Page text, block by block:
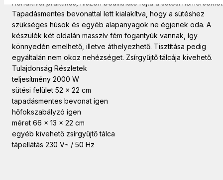
Rendkívül praktikus, hiszen beállítható rajta a sütési
Tapadásmentes bevonattal lett kialakítva, hogy a sütéshez
szükséges húsok és egyéb alapanyagok ne égjenek oda. A
készülék két oldalán masszív fém fogantyúk vannak, így
könnyedén emelhető, illetve áthelyezhető. Tisztítása pedig
egyáltalán nem okoz nehézséget. Zsírgyűjtő tálcája kivehető.
Tulajdonság Részletek
teljesítmény 2000 W
sütési felület 52 x 22 cm
tapadásmentes bevonat igen
hőfokszabályzó igen
méret 66 x 13 x 22 cm
egyéb kivehető zsírgyűjtő tálca
tápellátás 230 V~ / 50 Hz